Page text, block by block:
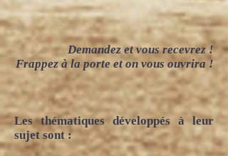
Demandez et vous recevrez !
Frappez à la porte et on vous ouvrira !
Les thématiques développés à leur
sujet sont :